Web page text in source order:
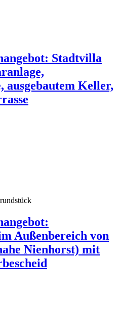
Stadtvilla
ausgebautem Keller,
Außenbereich von
Nienhorst) mit